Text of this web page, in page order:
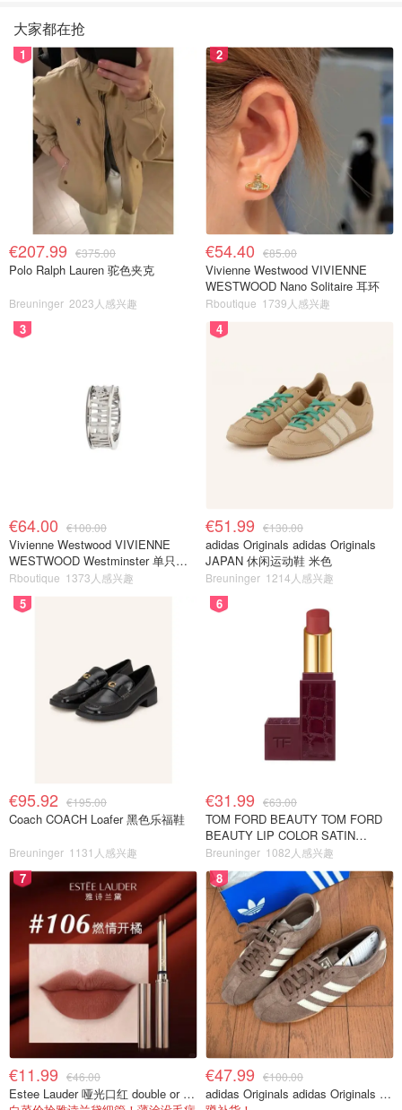
大家都在抢
1
€207.99 €375.00
Polo Ralph Lauren 驼色夹克
Breuninger 2023人感兴趣
2
€54.40 €85.00
Vivienne Westwood VIVIENNE
WESTWOOD Nano Solitaire 耳环
Rboutique 1739人感兴趣
3
€64.00 €100.00
Vivienne Westwood VIVIENNE
WESTWOOD Westminster 单只耳
环
Rboutique 1373人感兴趣
4
€51.99 €130.00
adidas Originals adidas Originals
JAPAN 休闲运动鞋 米色
Breuninger 1214人感兴趣
5
€95.92 €195.00
Coach COACH Loafer 黑色乐福鞋
Breuninger 1131人感兴趣
6
€31.99 €63.00
TOM FORD BEAUTY TOM FORD
BEAUTY LIP COLOR SATIN
MATTE 裸玫瑰口红
Breuninger 1082人感兴趣
7
€11.99 €46.00
Estee Lauder 哑光口红 double or nothing色号
8
€47.99 €100.00
adidas Originals adidas Originals TOKYO 复古休闲鞋 深棕色